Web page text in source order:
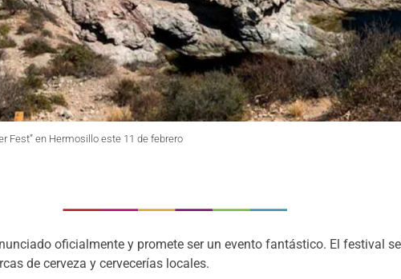
Fest” en Hermosillo este 11 de febrero
oficialmente y promete ser un evento fantástico. El festival
de cerveza y cervecerías locales.